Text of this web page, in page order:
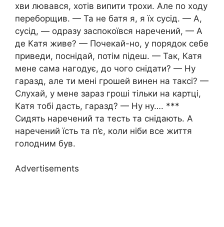
хви лювався, хотів випити трохи. Але по ходу
переборщив. — Та не батя я, я їх сусід. — А,
сусід, — одразу заспокоївся наречений, — А
де Катя живе? — Почекай-но, у порядок себе
приведи, поснідай, потім підеш. — Так, Катя
мене сама нагодує, до чого снідати? — Ну
гаразд, але ти мені грошей винен на таксі? —
Слухай, у мене зараз гроші тільки на картці,
Катя тобі дасть, гаразд? — Ну ну…. ***
Сидять наречений та тесть та снідають. А
наречений їсть та п’є, коли ніби все життя
голодним був.
Advertisements